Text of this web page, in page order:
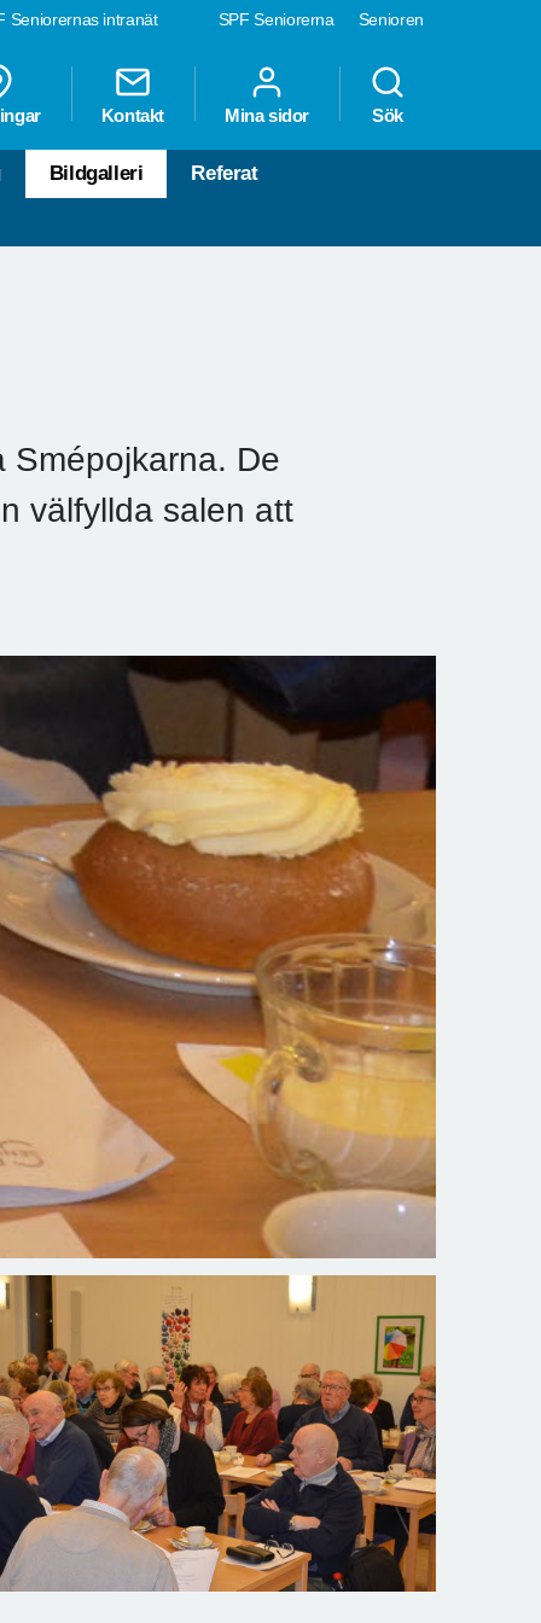
SPF Seniorerna Senioren
Seniorernas intranät
Kontakt Mina sidor Sök
Bildgalleri Referat
Smépojkarna. De
välfyllda salen att